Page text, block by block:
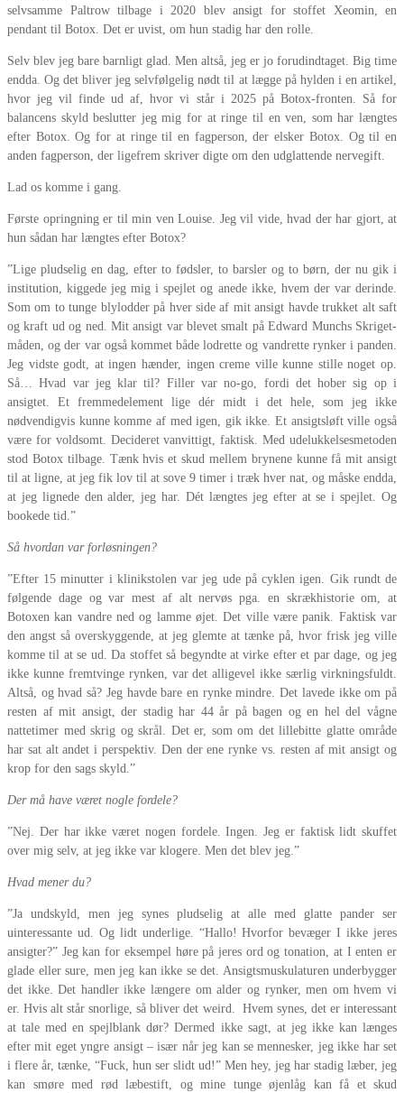
selvsamme Paltrow tilbage i 2020 blev ansigt for stoffet Xeomin, en
pendant til Botox. Det er uvist, om hun stadig har den rolle.
Selv blev jeg bare barnligt glad. Men altså, jeg er jo forudindtaget. Big time
endda. Og det bliver jeg selvfølgelig nødt til at lægge på hylden i en artikel,
hvor jeg vil finde ud af, hvor vi står i 2025 på Botox-fronten. Så for
balancens skyld beslutter jeg mig for at ringe til en ven, som har længtes
efter Botox. Og for at ringe til en fagperson, der elsker Botox. Og til en
anden fagperson, der ligefrem skriver digte om den udglattende nervegift.
Lad os komme i gang.
Første opringning er til min ven Louise. Jeg vil vide, hvad der har gjort, at
hun sådan har længtes efter Botox?
”Lige pludselig en dag, efter to fødsler, to barsler og to børn, der nu gik i
institution, kiggede jeg mig i spejlet og anede ikke, hvem der var derinde.
Som om to tunge blylodder på hver side af mit ansigt havde trukket alt saft
og kraft ud og ned. Mit ansigt var blevet smalt på Edward Munchs Skriget-
måden, og der var også kommet både lodrette og vandrette rynker i panden.
Jeg vidste godt, at ingen hænder, ingen creme ville kunne stille noget op.
Så… Hvad var jeg klar til? Filler var no-go, fordi det hober sig op i
ansigtet. Et fremmedelement lige dér midt i det hele, som jeg ikke
nødvendigvis kunne komme af med igen, gik ikke. Et ansigtsløft ville også
være for voldsomt. Decideret vanvittigt, faktisk. Med udelukkelsesmetoden
stod Botox tilbage. Tænk hvis et skud mellem brynene kunne få mit ansigt
til at ligne, at jeg fik lov til at sove 9 timer i træk hver nat, og måske endda,
at jeg lignede den alder, jeg har. Dét længtes jeg efter at se i spejlet. Og
bookede tid.”
Så hvordan var forløsningen?
”Efter 15 minutter i klinikstolen var jeg ude på cyklen igen. Gik rundt de
følgende dage og var mest af alt nervøs pga. en skrækhistorie om, at
Botoxen kan vandre ned og lamme øjet. Det ville være panik. Faktisk var
den angst så overskyggende, at jeg glemte at tænke på, hvor frisk jeg ville
komme til at se ud. Da stoffet så begyndte at virke efter et par dage, og jeg
ikke kunne fremtvinge rynken, var det alligevel ikke særlig virkningsfuldt.
Altså, og hvad så? Jeg havde bare en rynke mindre. Det lavede ikke om på
resten af mit ansigt, der stadig har 44 år på bagen og en hel del vågne
nattetimer med skrig og skrål. Det er, som om det lillebitte glatte område
har sat alt andet i perspektiv. Den der ene rynke vs. resten af mit ansigt og
krop for den sags skyld.”
Der må have været nogle fordele?
”Nej. Der har ikke været nogen fordele. Ingen. Jeg er faktisk lidt skuffet
over mig selv, at jeg ikke var klogere. Men det blev jeg.”
Hvad mener du?
”Ja undskyld, men jeg synes pludselig at alle med glatte pander ser
uinteressante ud. Og lidt underlige. “Hallo! Hvorfor bevæger I ikke jeres
ansigter?” Jeg kan for eksempel høre på jeres ord og tonation, at I enten er
glade eller sure, men jeg kan ikke se det. Ansigtsmuskulaturen underbygger
det ikke. Det handler ikke længere om alder og rynker, men om hvem vi
er. Hvis alt står snorlige, så bliver det weird. Hvem synes, det er interessant
at tale med en spejlblank dør? Dermed ikke sagt, at jeg ikke kan længes
efter mit eget yngre ansigt – især når jeg kan se mennesker, jeg ikke har set
i flere år, tænke, “Fuck, hun ser slidt ud!” Men hey, jeg har stadig læber, jeg
kan smøre med rød læbestift, og mine tunge øjenlåg kan få et skud